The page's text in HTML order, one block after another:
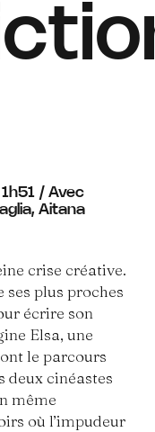
/ Avec
Aitana
crise créative.
ses plus proches
écrire son
Elsa, une
le parcours
deux cinéastes
même
où l’impudeur